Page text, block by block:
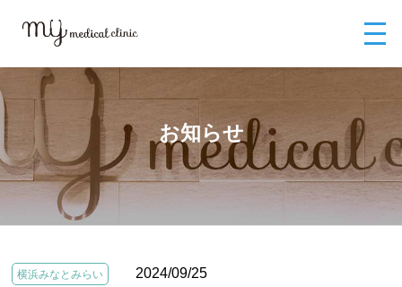
お知らせ ※一般外来は受付をしております。
お知らせ
横浜みなとみらい 2024/09/25